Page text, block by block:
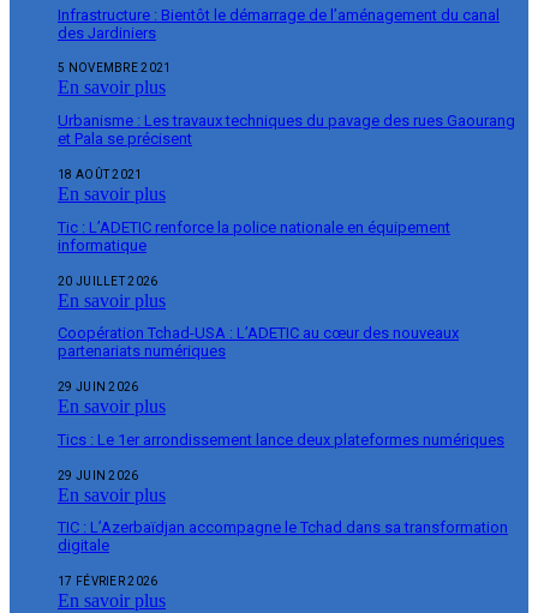
Infrastructure : Bientôt le démarrage de l’aménagement du canal
des Jardiniers
5 NOVEMBRE 2021
En savoir plus
Urbanisme : Les travaux techniques du pavage des rues Gaourang
et Pala se précisent
18 AOÛT 2021
En savoir plus
Tic : L’ADETIC renforce la police nationale en équipement
informatique
20 JUILLET 2026
En savoir plus
Coopération Tchad-USA : L’ADETIC au cœur des nouveaux
partenariats numériques
29 JUIN 2026
En savoir plus
Tics : Le 1er arrondissement lance deux plateformes numériques
29 JUIN 2026
En savoir plus
TIC : L’Azerbaïdjan accompagne le Tchad dans sa transformation
digitale
17 FÉVRIER 2026
En savoir plus